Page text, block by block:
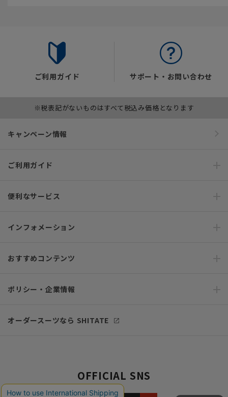
ご利用ガイド サポート・お問い合わせ
※税表記がないものはすべて税込み価格となります
キャンペーン情報
ご利用ガイド
便利なサービス
インフォメーション
おすすめコンテンツ
ポリシー・企業情報
オーダースーツなら SHITATE
OFFICIAL SNS